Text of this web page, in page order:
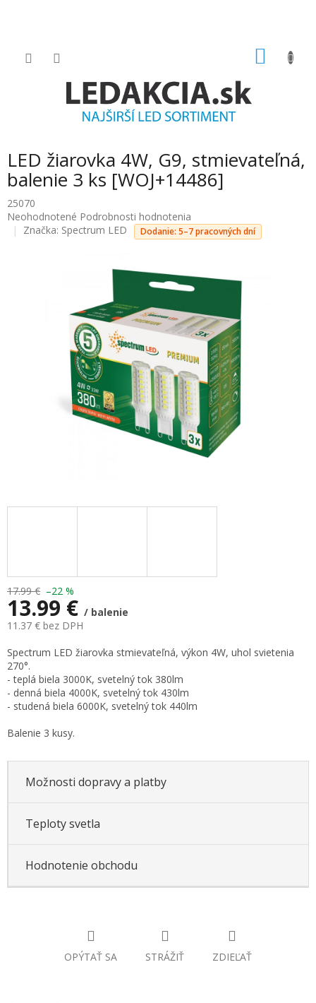
LED žiarovka 4W, G9, stmievateľná,
balenie 3 ks [WOJ+14486]
25070
Priemerné
hodnotenie
Neohodnotené Podrobnosti hodnotenia
Značka: Spectrum LED Dodanie: 5–7 pracovných dní
17.99 € –22 %
13.99 € / balenie
11.37 € bez DPH
cena:
Spectrum LED žiarovka stmievateľná, výkon 4W, uhol svietenia
270°.
- teplá biela 3000K, svetelný tok 380lm
- denná biela 4000K, svetelný tok 430lm
- studená biela 6000K, svetelný tok 440lm
Balenie 3 kusy.
Možnosti dopravy a platby
Teploty svetla
Hodnotenie obchodu
OPÝTAŤ SA STRÁŽIŤ ZDIEĽAŤ